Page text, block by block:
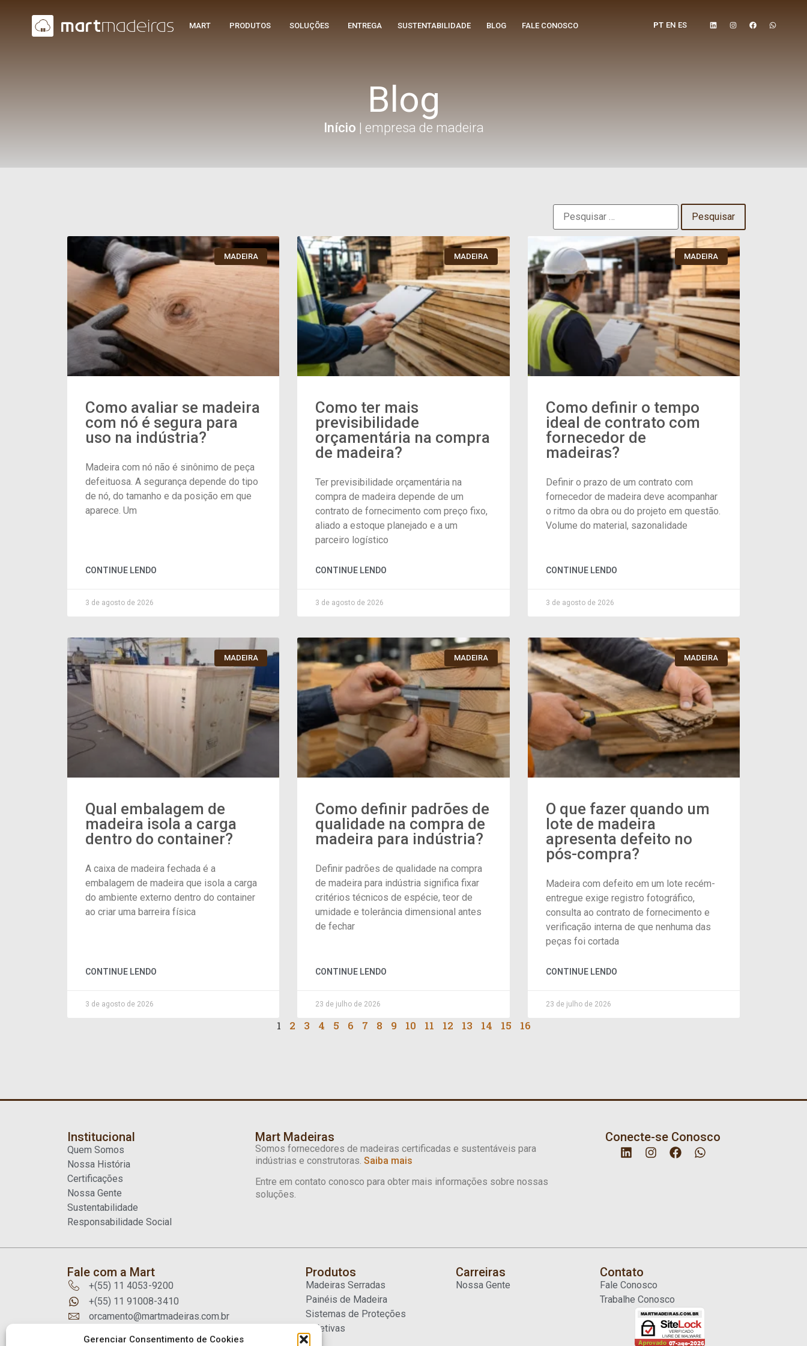
Gerenciar Consentimento de Cookies
MART PRODUTOS SOLUÇÕES ENTREGA SUSTENTABILIDADE BLOG FALE CONOSCO PT EN ES
Blog
Início | empresa de madeira
MADEIRA
Como avaliar se madeira
com nó é segura para
uso na indústria?
Madeira com nó não é sinônimo de peça
defeituosa. A segurança depende do tipo
de nó, do tamanho e da posição em que
aparece. Um
CONTINUE LENDO
3 de agosto de 2026
MADEIRA
Como ter mais
previsibilidade
orçamentária na compra
de madeira?
Ter previsibilidade orçamentária na
compra de madeira depende de um
contrato de fornecimento com preço fixo,
aliado a estoque planejado e a um
parceiro logístico
CONTINUE LENDO
3 de agosto de 2026
MADEIRA
Como definir o tempo
ideal de contrato com
fornecedor de
madeiras?
Definir o prazo de um contrato com
fornecedor de madeira deve acompanhar
o ritmo da obra ou do projeto em questão.
Volume do material, sazonalidade
CONTINUE LENDO
3 de agosto de 2026
MADEIRA
Qual embalagem de
madeira isola a carga
dentro do container?
A caixa de madeira fechada é a
embalagem de madeira que isola a carga
do ambiente externo dentro do container
ao criar uma barreira física
CONTINUE LENDO
3 de agosto de 2026
MADEIRA
Como definir padrões de
qualidade na compra de
madeira para indústria?
Definir padrões de qualidade na compra
de madeira para indústria significa fixar
critérios técnicos de espécie, teor de
umidade e tolerância dimensional antes
de fechar
CONTINUE LENDO
23 de julho de 2026
MADEIRA
O que fazer quando um
lote de madeira
apresenta defeito no
pós-compra?
Madeira com defeito em um lote recém-
entregue exige registro fotográfico,
consulta ao contrato de fornecimento e
verificação interna de que nenhuma das
peças foi cortada
CONTINUE LENDO
23 de julho de 2026
1 2 3 4 5 6 7 8 9 10 11 12 13 14 15 16
Institucional
Quem Somos
Nossa História
Certificações
Nossa Gente
Sustentabilidade
Responsabilidade Social
Mart Madeiras
Somos fornecedores de madeiras certificadas e sustentáveis para
indústrias e construtoras.Saiba mais
Entre em contato conosco para obter mais informações sobre nossas
soluções.
Conecte-se Conosco
Fale com a Mart
+(55) 11 4053-9200
+(55) 11 91008-3410
orcamento@martmadeiras.com.br
Produtos
Madeiras Serradas
Painéis de Madeira
Sistemas de Proteções
Coletivas
Carreiras
Nossa Gente
Contato
Fale Conosco
Trabalhe Conosco